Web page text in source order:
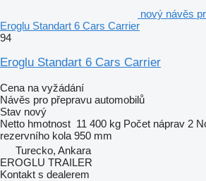
nový návěs
Eroglu Standart 6 Cars Carrier
94
Eroglu Standart 6 Cars Carrier
Cena na vyžádání
Návěs pro přepravu automobilů
Stav nový
Netto hmotnost 11 400 kg Počet náprav 2
rezervního kola 950 mm
Turecko, Ankara
EROGLU TRAILER
Kontakt s dealerem